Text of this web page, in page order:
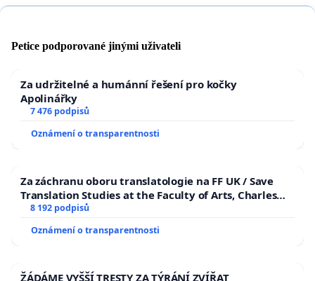
Petice podporované jinými uživateli
Za udržitelné a humánní řešení pro kočky
Apolinářky
7 476 podpisů
Oznámení o transparentnosti
Za záchranu oboru translatologie na FF UK / Save
Translation Studies at the Faculty of Arts, Charles
University
8 192 podpisů
Oznámení o transparentnosti
ŽÁDÁME VYŠŠÍ TRESTY ZA TÝRÁNÍ ZVÍŘAT